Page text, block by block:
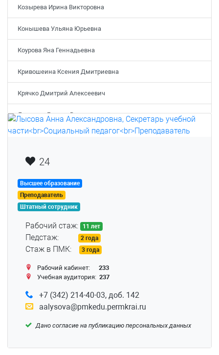
Козырева Ирина Викторовна
Конышева Ульяна Юрьевна
Коурова Яна Геннадьевна
Кривошеина Ксения Дмитриевна
Крячко Дмитрий Алексеевич
Летунова Галина Владимировна
Лысова Анна Александровна
Матвеева Ольга Владимировна
Мустакимова Александра Александровна
Никитина Анастасия Владимировна
Нифантов Дмитрий Алексеевич
Носкова Ольга Александровна
Пашина Виолетта Дмитриевна
Подвинцева Татьяна Сергеевна
Поденьщиков Никита Дмитриевич
24
Высшее образование
Преподаватель
Штатный сотрудник
Рабочий стаж: 11 лет
Педстаж: 2 года
Стаж в ПМК: 3 года
Рабочий кабинет: 233
Учебная аудитория: 237
+7 (342) 214-40-03, доб. 142
aalysova@pmkedu.permkrai.ru
Дано согласие на публикацию персональных данных